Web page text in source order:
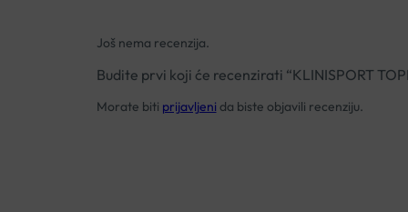
Još nema recenzija.
Budite prvi koji će recenzirati “KLINISPORT
Morate biti prijavljeni da biste objavili recenziju.